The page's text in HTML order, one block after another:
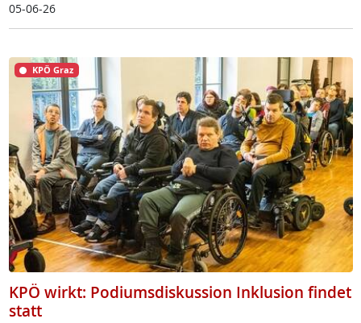
05-06-26
KPÖ Graz
KPÖ wirkt: Podiumsdiskussion Inklusion findet
statt